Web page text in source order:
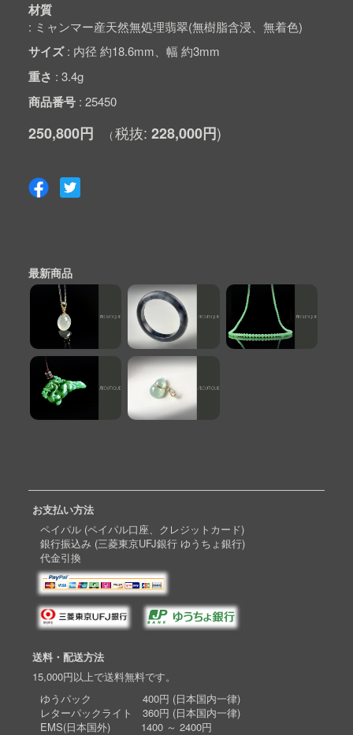
材質
ミャンマー産天然無処理翡翠(無樹脂含浸、無着色)
サイズ 内径 約18.6mm、幅 約3mm
重さ 3.4g
商品番号 25450
250,800円 228,000円
最新商品
お支払い方法
ペイパル (ペイパル口座、クレジットカード)
銀行振込み (三菱東京UFJ銀行 ゆうちょ銀行)
代金引換
送料・配送方法
15,000円以上で送料無料です。
ゆうパック 400円 (日本国内一律)
レターパックライト 360円 (日本国内一律)
EMS(日本国外) 1400 ～ 2400円